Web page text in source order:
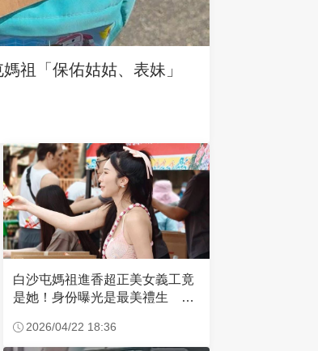
媽祖「保佑姑姑、表妹」
白沙屯媽祖進香超正美女義工竟
是她！身份曝光是最美禮生 一
2026/04/22 18:36